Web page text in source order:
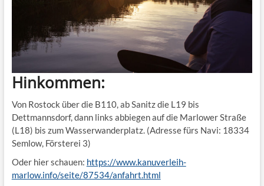
Hinkommen:
Von Rostock über die B110, ab Sanitz die L19 bis
Dettmannsdorf, dann links abbiegen auf die Marlower Straße
(L18) bis zum Wasserwanderplatz. (Adresse fürs Navi: 18334
Semlow, Försterei 3)
Oder hier schauen: https://www.kanuverleih-
marlow.info/seite/87534/anfahrt.html